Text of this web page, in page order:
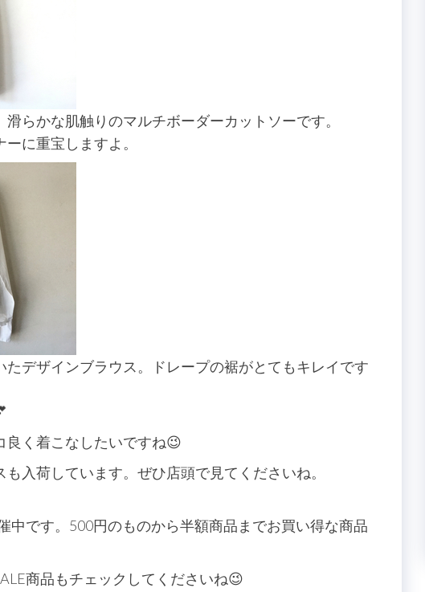
らかな肌触りのマルチボーダーカットソーです。
に重宝しますよ。
たデザインブラウス。ドレープの裾がとてもキレイです
良く着こなしたいですね😉
入荷しています。ぜひ店頭で見てくださいね。
中です。500円のものから半額商品までお買い得な商品
商品もチェックしてくださいね😉